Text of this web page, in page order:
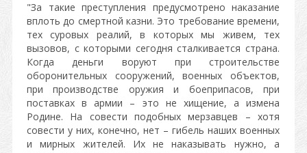
"За такие преступления предусмотрено наказание
вплоть до смертной казни. Это требование времени,
тех суровых реалий, в которых мы живем, тех
вызовов, с которыми сегодня сталкивается страна.
Когда деньги воруют при строительстве
оборонительных сооружений, военных объектов,
при производстве оружия и боеприпасов, при
поставках в армии – это не хищение, а измена
Родине. На совести подобных мерзавцев – хотя
совести у них, конечно, нет – гибель наших военных
и мирных жителей. Их не наказывать нужно, а